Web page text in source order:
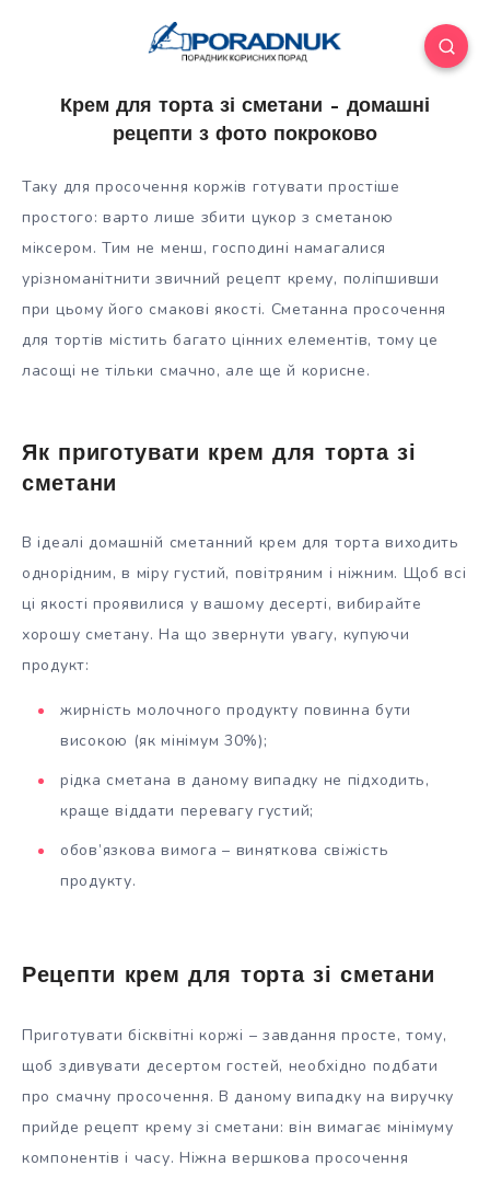
Крем для торта зі сметани – домашні
рецепти з фото покроково
Таку для просочення коржів готувати простіше
простого: варто лише збити цукор з сметаною
міксером. Тим не менш, господині намагалися
урізноманітнити звичний рецепт крему, поліпшивши
при цьому його смакові якості. Сметанна просочення
для тортів містить багато цінних елементів, тому це
ласощі не тільки смачно, але ще й корисне.
Як приготувати крем для торта зі
сметани
В ідеалі домашній сметанний крем для торта виходить
однорідним, в міру густий, повітряним і ніжним. Щоб всі
ці якості проявилися у вашому десерті, вибирайте
хорошу сметану. На що звернути увагу, купуючи
продукт:
жирність молочного продукту повинна бути
високою (як мінімум 30%);
рідка сметана в даному випадку не підходить,
краще віддати перевагу густий;
обов’язкова вимога – виняткова свіжість
продукту.
Рецепти крем для торта зі сметани
Приготувати бісквітні коржі – завдання просте, тому,
щоб здивувати десертом гостей, необхідно подбати
про смачну просочення. В даному випадку на виручку
прийде рецепт крему зі сметани: він вимагає мінімуму
компонентів і часу. Ніжна вершкова просочення